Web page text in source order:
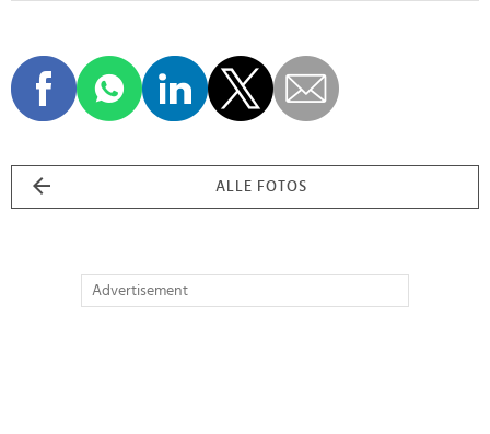
ALLE FOTOS
Advertisement